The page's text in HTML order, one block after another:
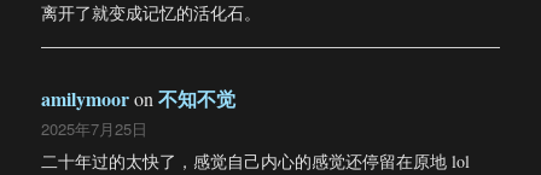
离开了就变成记忆的活化石。
amilymooron不知不觉
2025年7月25日
二十年过的太快了，感觉自己内心的感觉还停留在原地 lol